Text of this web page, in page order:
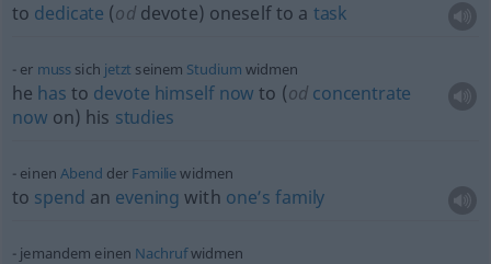
to dedicate (oddevote) oneself to a task
er muss sich jetzt seinem Studium widmen
he has to devote himself now to (od concentrate
now on) his studies
einenAbend der Familiewidmen
to spend an evening with one’s family
jemandem einen Nachrufwidmen